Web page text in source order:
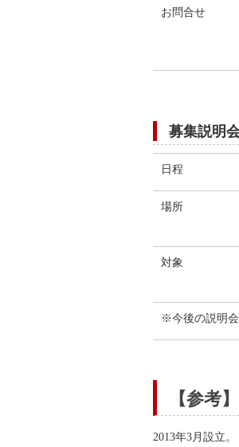
お問合せ
募集説明
日程
場所
対象
※今後の説明
【参考
2013年3月設立